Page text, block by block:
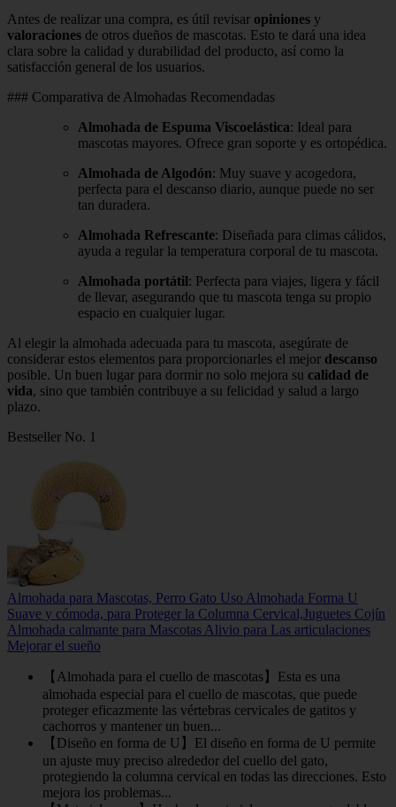
Antes de realizar una compra, es útil revisar opiniones y
valoraciones de otros dueños de mascotas. Esto te dará una idea
clara sobre la calidad y durabilidad del producto, así como la
satisfacción general de los usuarios.
### Comparativa de Almohadas Recomendadas
Almohada de Espuma Viscoelástica: Ideal para
mascotas mayores. Ofrece gran soporte y es ortopédica.
Almohada de Algodón: Muy suave y acogedora,
perfecta para el descanso diario, aunque puede no ser
tan duradera.
Almohada Refrescante: Diseñada para climas cálidos,
ayuda a regular la temperatura corporal de tu mascota.
Almohada portátil: Perfecta para viajes, ligera y fácil
de llevar, asegurando que tu mascota tenga su propio
espacio en cualquier lugar.
Al elegir la almohada adecuada para tu mascota, asegúrate de
considerar estos elementos para proporcionarles el mejor descanso
posible. Un buen lugar para dormir no solo mejora su calidad de
vida, sino que también contribuye a su felicidad y salud a largo
plazo.
Bestseller No. 1
Almohada para Mascotas, Perro Gato Uso Almohada Forma U
Suave y cómoda, para Proteger la Columna Cervical,Juguetes Cojín
Almohada calmante para Mascotas Alivio para Las articulaciones
Mejorar el sueño
【Almohada para el cuello de mascotas】Esta es una
almohada especial para el cuello de mascotas, que puede
proteger eficazmente las vértebras cervicales de gatitos y
cachorros y mantener un buen...
【Diseño en forma de U】El diseño en forma de U permite
un ajuste muy preciso alrededor del cuello del gato,
protegiendo la columna cervical en todas las direcciones. Esto
mejora los problemas...